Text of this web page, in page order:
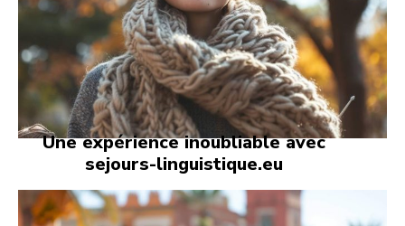
Une expérience inoubliable avec
sejours-linguistique.eu